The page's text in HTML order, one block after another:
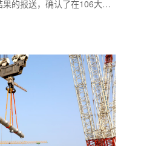
果的报送，确认了在106大修
所有参数低于WANO中
后72小时内实现WANO化学
平。